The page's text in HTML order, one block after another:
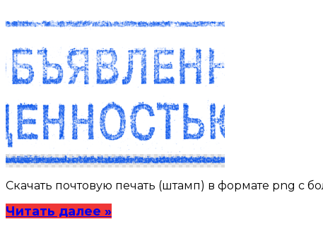
Скачать почтовую печать (штамп) в формате png с
Читать далее »